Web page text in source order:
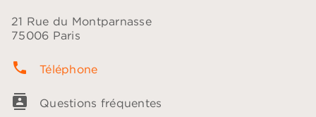
21 Rue du Montparnasse
75006 Paris
phone Téléphone
contacts Questions fréquentes